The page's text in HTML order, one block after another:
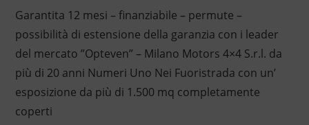
Garantita 12 mesi – finanziabile – permute –
possibilità di estensione della garanzia con i leader
del mercato ”Opteven” – Milano Motors 4×4 S.r.l. da
più di 20 anni Numeri Uno Nei Fuoristrada con un’
esposizione da più di 1.500 mq completamente
coperti